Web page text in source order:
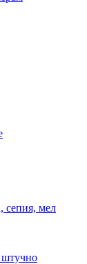
сепия, мел
штучно